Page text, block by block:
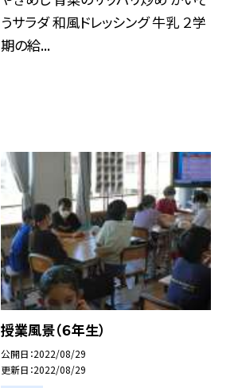
うサラダ 和風ドレッシング 牛乳 ２学
期の給...
授業風景（６年生）
公開日 2022/08/29
更新日 2022/08/29